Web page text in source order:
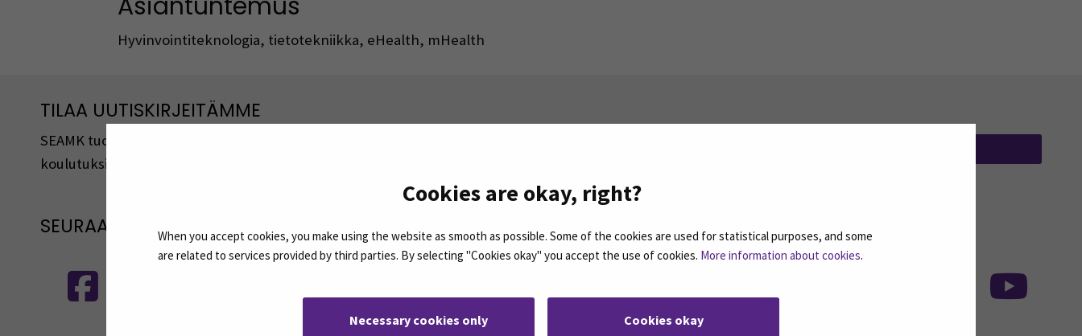
Cookies are okay, right?
When you accept cookies, you make using the website as smooth as possible. Some of the cookies are used for statistical purposes, and some
are related to services provided by third parties. By selecting "Cookies okay" you accept the use of cookies. More information about cookies.
Necessary cookies only Cookies okay
Hyvinvointiteknologia, tietotekniikka, eHealth, mHealth
TILAA UUTISKIRJEITÄMME
SEAMK tuottaa uutiskirjeitä eri aiheista. Uutiskirjeemme ovat koosteita SEAMKin ajankohtaisista
koulutuksista, tapahtumista ja asioista.
SEURAA MEITÄ SOSIAALISESSA MEDIASSA
Seuraa meitä sosiaalisessa mediassa: SEAMK - FacebookSeuraa meitä sosiaalisessa mediassa: SEAMK - InstagramSeuraa meitä sosiaalisessa mediassa: SEAMK - TikTokSeuraa meitä sosiaalisessa mediassa: